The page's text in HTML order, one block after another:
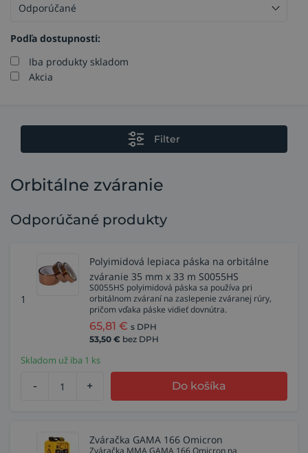
Podľa dostupnosti:
Iba produkty skladom
Akcia
Filter
Orbitálne zváranie
Odporúčané produkty
1
Polyimidová lepiaca páska na orbitálne
zváranie 35 mm x 33 m S0055HS
S0055HS polyimidová páska sa používa pri
orbitálnom zváraní na zaslepenie zváranej rúry,
pričom vďaka páske vidieť dovnútra.
65,81 € s DPH
53,50 € bez DPH
Skladom už iba 1 ks
- + Do košíka
Zváračka GAMA 166 Omicron